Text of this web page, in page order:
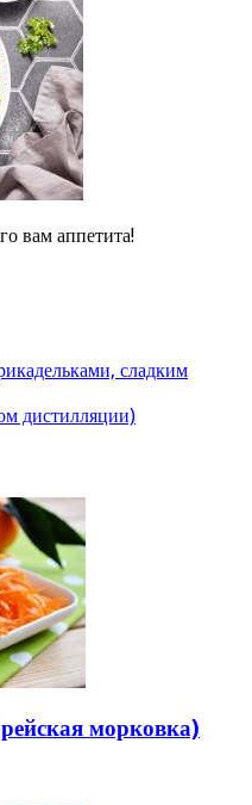
вам аппетита!
сладким
дистилляции)
морковка)